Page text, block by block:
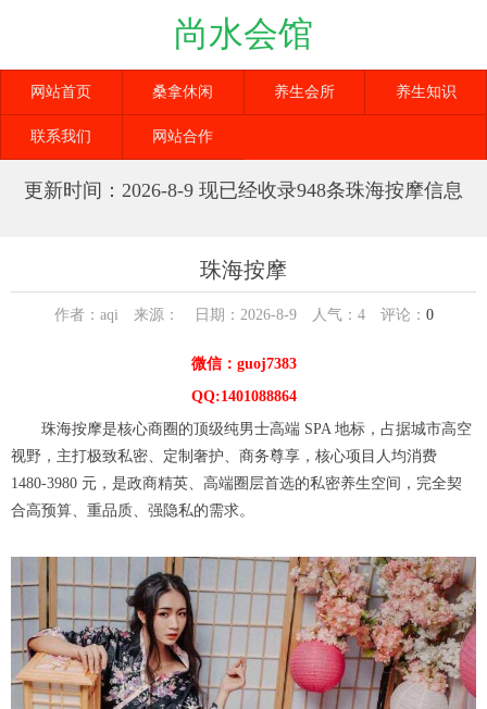
尚水会馆
网站首页 桑拿休闲 养生会所 养生知识
联系我们 网站合作
更新时间：2026-8-9 现已经收录948条珠海按摩信息
珠海按摩
作者：aqi 来源： 日期：2026-8-9 人气： 4评论： 0
微信：guoj7383
QQ:1401088864
珠海按摩是核心商圈的顶级纯男士高端 SPA 地标，占据城市高空
视野，主打极致私密、定制奢护、商务尊享，核心项目人均消费
1480-3980 元，是政商精英、高端圈层首选的私密养生空间，完全契
合高预算、重品质、强隐私的需求。